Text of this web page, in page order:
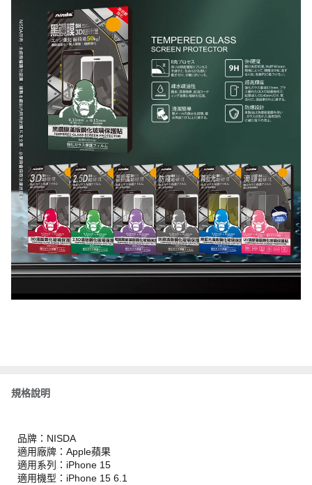
規格說明
品牌：NISDA
適用廠牌：Apple蘋果
適用系列：iPhone 15
適用機型：iPhone 15 6.1